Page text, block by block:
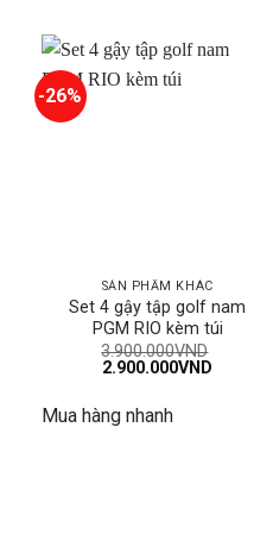
-26%
SẢN PHẨM KHÁC
Set 4 gậy tập golf nam
PGM RIO kèm túi
3.900.000VND
Giá
3.900.000VND.
2.900.000VND
Mua hàng nhanh